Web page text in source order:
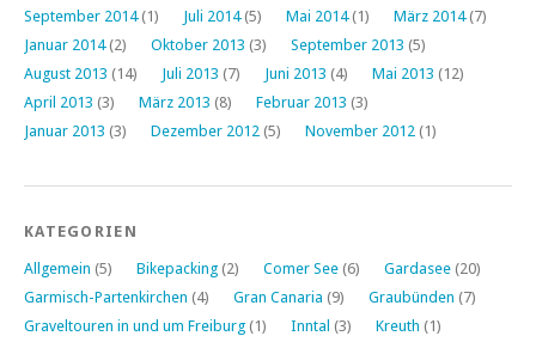
September 2014(1) Juli 2014(5) Mai 2014(1) März 2014(7)
Januar 2014(2) Oktober 2013 (3) September 2013 (5)
August 2013 (14) Juli 2013 (7) Juni 2013 (4) Mai 2013 (12)
April 2013 (3) März 2013 (8) Februar 2013 (3)
Januar 2013 (3) Dezember 2012 (5) November 2012 (1)
KATEGORIEN
Allgemein (5) Bikepacking (2) Comer See (6) Gardasee (20)
Garmisch-Partenkirchen (4) Gran Canaria (9) Graubünden (7)
Graveltouren in und um Freiburg (1) Inntal (3) Kreuth (1)